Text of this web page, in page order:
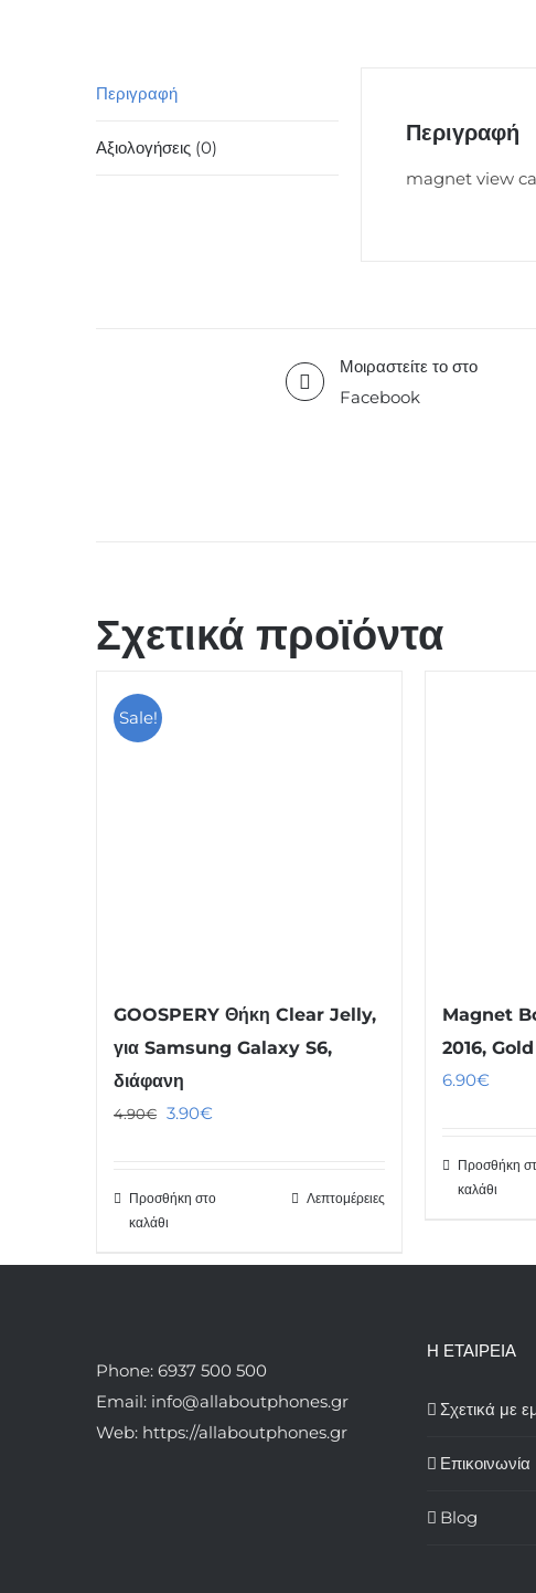
Περιγραφή
Αξιολογήσεις (0)
Περιγραφή
magnet view
Μοιραστείτε το στο
Facebook
Σχετικά προϊόντα
Sale!
GOOSPERY Θήκη Clear Jelly,
για Samsung Galaxy S6,
διάφανη
4.90€ Original
4.90€.
3.90€Η
είναι:
Προσθήκη στο
καλάθι
Λεπτομέρειες
Magnet
2016, Gold
6.90€
Προσθήκη
καλάθι
Phone: 6937 500 500
Email: info@allaboutphones.gr
Web: https://allaboutphones.gr
Η ΕΤΑΙΡΕΙΑ
Σχετικά με
Επικοινωνία
Blog